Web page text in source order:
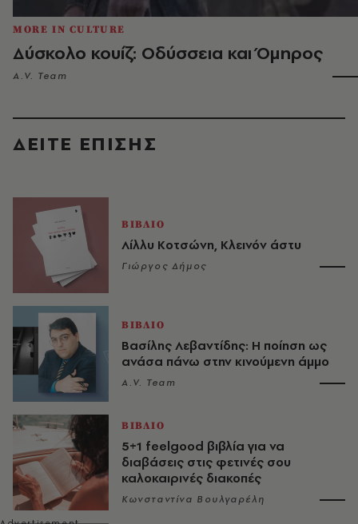
MORE IN CULTURE
Δύσκολο κουίζ: Οδύσσεια και Όμηρος
A.V. Team
ΔΕΙΤΕ ΕΠΙΣΗΣ
ΒΙΒΛΙΟ
Λίλλυ Κοτσώνη, Κλεινόν άστυ
Γιώργος Δήμος
ΒΙΒΛΙΟ
Βασίλης Λεβαντίδης: Η ποίηση ως
ανάσα πάνω στην κινούμενη άμμο
A.V. Team
ΒΙΒΛΙΟ
5+1 feelgood βιβλία για να
διαβάσεις στις φετινές σου
καλοκαιρινές διακοπές
Κωνσταντίνα Βουλγαρέλη